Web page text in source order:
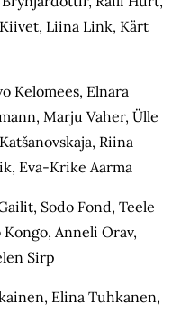
Liina Link, Kärt
Kelomees, Elnara
Marju Vaher, Ülle
Riina
Eva-Krike Aarma
Sodo Fond, Teele
Anneli Orav,
Sirp
Elina Tuhkanen,